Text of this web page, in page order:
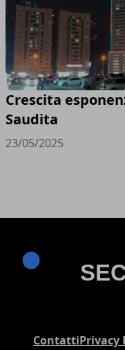
Crescita
Saudita
23/05/2025
ContattiPrivacy